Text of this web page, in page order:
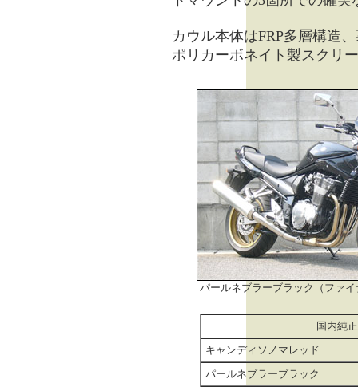
カウル本体はFRP多層構造
ポリカーボネイト製スクリ
パールネブラーブラック（ファ
国内純
キャンディソノマレッド
パールネブラーブラック